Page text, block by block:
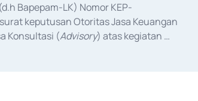
Bapepam-LK) Nomor KEP-
keputusan Otoritas Jasa Keuangan
Konsultasi (Advisory) atas kegiatan